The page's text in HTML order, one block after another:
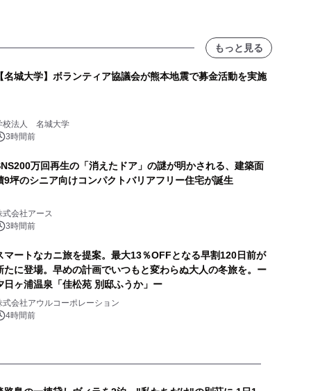
もっと見る
【名城大学】ボランティア協議会が熊本地震で募金活動を実施
校法人 名城大学
3時間前
万回再生の「消えたドア」の謎が明かされる、建築面
9坪のシニア向けコンパクトバリアフリー住宅が誕生
式会社アース
3時間前
マートなカニ旅を提案。最大13％OFFとなる早割120日前が
たに登場。早めの計画でいつもと変わらぬ大人の冬旅を。ー
日ヶ浦温泉「佳松苑 別邸ふうか」ー
式会社アウルコーポレーション
4時間前